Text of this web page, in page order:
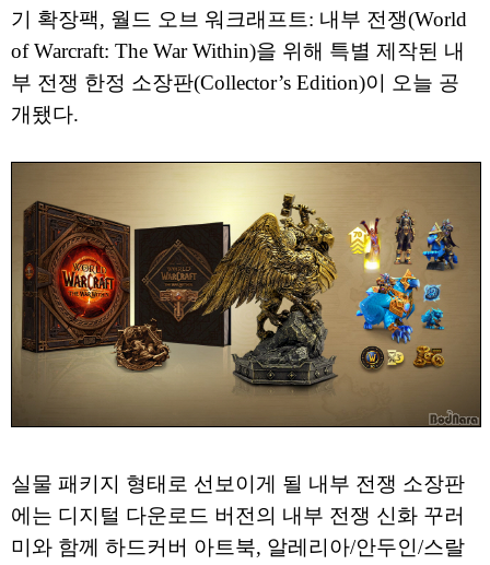
기 확장팩, 월드 오브 워크래프트: 내부 전쟁(World
of Warcraft: The War Within)을 위해 특별 제작된 내
부 전쟁 한정 소장판(Collector’s Edition)이 오늘 공
개됐다.
실물 패키지 형태로 선보이게 될 내부 전쟁 소장판
에는 디지털 다운로드 버전의 내부 전쟁 신화 꾸러
미와 함께 하드커버 아트북, 알레리아/안두인/스랄